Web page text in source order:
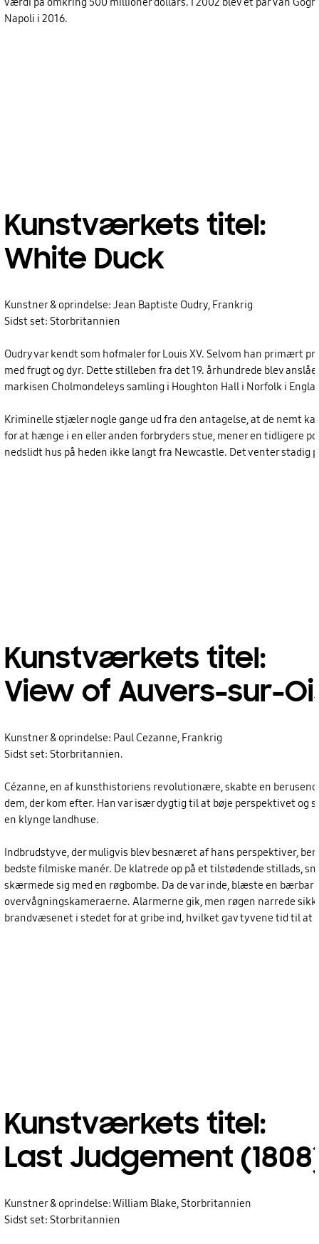
Napoli i 2016.
Kunstværkets titel:
White Duck
Kunstner & oprindelse: Jean Baptiste Oudry, Frankrig
Sidst set: Storbritannien
Oudry var kendt som hofmaler for Louis XV. Selvom han primært
med frugt og dyr. Dette stilleben fra det 19. århundrede blev
markisen Cholmondeleys samling i Houghton Hall i Norfolk i
Kriminelle stjæler nogle gange ud fra den antagelse, at de nemt
for at hænge i en eller anden forbryders stue, mener en tidligere
nedslidt hus på heden ikke langt fra Newcastle. Det venter stadig
Kunstværkets titel:
View of Auvers-sur-
Kunstner & oprindelse: Paul Cezanne, Frankrig
Sidst set: Storbritannien.
Cézanne, en af kunsthistoriens revolutionære, skabte en
dem, der kom efter. Han var især dygtig til at bøje perspektivet
en klynge landhuse.
Indbrudstyve, der muligvis blev besnæret af hans perspektiver,
bedste filmiske manér. De klatrede op på et tilstødende stillads,
skærmede sig med en røgbombe. Da de var inde, blæste en
overvågningskameraerne. Alarmerne gik, men røgen narrede
brandvæsenet i stedet for at gribe ind, hvilket gav tyvene tid til at
Kunstværkets titel:
Last Judgement
Kunstner & oprindelse: William Blake, Storbritannien
Sidst set: Storbritannien